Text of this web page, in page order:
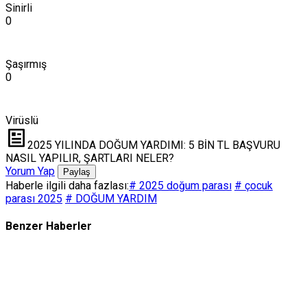
Sinirli
0
Şaşırmış
0
Virüslü
2025 YILINDA DOĞUM YARDIMI: 5 BİN TL BAŞVURU
NASIL YAPILIR, ŞARTLARI NELER?
Yorum Yap
Paylaş
Haberle ilgili daha fazlası:# 2025 doğum parası # çocuk
parası 2025 # DOĞUM YARDIM
Benzer Haberler